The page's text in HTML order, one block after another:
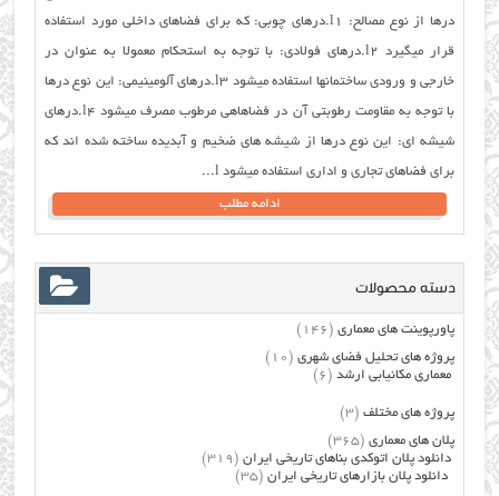
درها از نوع مصالح: l1.درهای چوبی: که برای فضاهای داخلی مورد استفاده
قرار میگیرد l2.درهای فولادی: با توجه به استحکام معمولا به عنوان در
خارجی و ورودی ساختمانها استفاده میشود l3.درهای آلومینیمی: این نوع درها
با توجه به مقاومت رطوبتی آن در فضاهاهی مرطوب مصرف میشود l4.درهای
شیشه ای: این نوع درها از شیشه های ضخیم و آبدیده ساخته شده اند که
برای فضاهای تجاری و اداری استفاده میشود l...
ادامه مطلب
دسته محصولات
پاورپوینت های معماری (146)
پروژه های تحلیل فضای شهری (10)
معماری مکانیابی ارشد (6)
پروژه های مختلف (3)
پلان های معماری (365)
دانلود پلان اتوکدی بناهای تاریخی ایران (319)
دانلود پلان بازارهای تاریخی ایران (35)